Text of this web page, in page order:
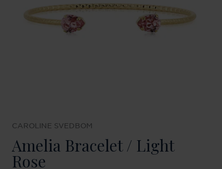
CAROLINE SVEDBOM
Amelia Bracelet / Light
Rose